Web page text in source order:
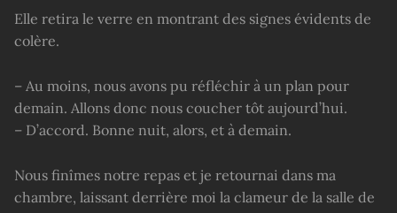
Elle retira le verre en montrant des signes évidents de
colère.
– Au moins, nous avons pu réfléchir à un plan pour
demain. Allons donc nous coucher tôt aujourd’hui.
– D’accord. Bonne nuit, alors, et à demain.
Nous finîmes notre repas et je retournai dans ma
chambre, laissant derrière moi la clameur de la salle de